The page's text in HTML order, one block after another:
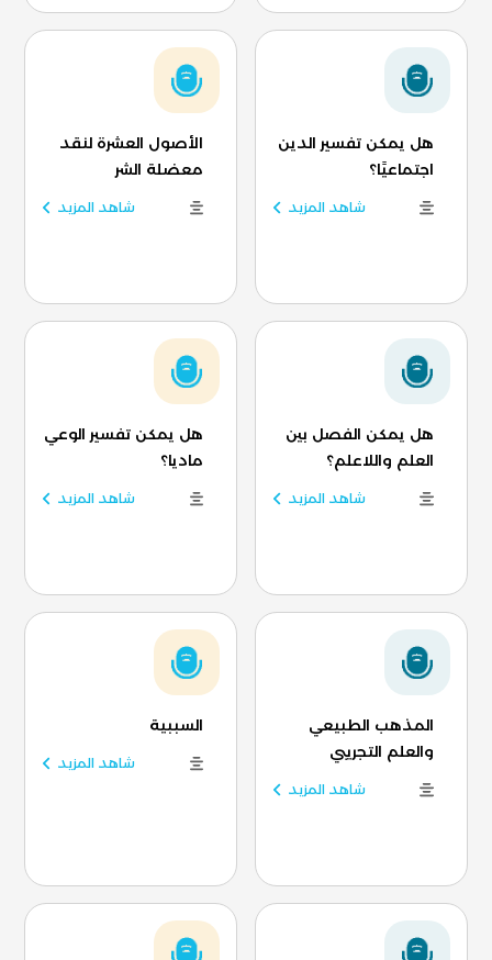
هل يمكن تفسير الدين
اجتماعيًا؟
شاهد المزيد
الأصول العشرة لنقد
معضلة الشر
شاهد المزيد
هل يمكن الفصل بين
العلم واللاعلم؟
شاهد المزيد
هل يمكن تفسير الوعي
ماديا؟
شاهد المزيد
المذهب الطبيعي
والعلم التجريبي
شاهد المزيد
السببية
شاهد المزيد